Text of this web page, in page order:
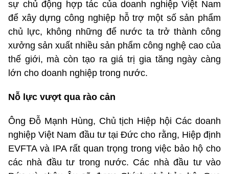
sự chủ động hợp tác của doanh nghiệp Việt Nam
để xây dựng công nghiệp hỗ trợ một số sản phẩm
chủ lực, không những để nước ta trở thành công
xưởng sản xuất nhiều sản phẩm công nghệ cao của
thế giới, mà còn tạo ra giá trị gia tăng ngày càng
lớn cho doanh nghiệp trong nước.
Nỗ lực vượt qua rào cản
Ông Đỗ Mạnh Hùng, Chủ tịch Hiệp hội Các doanh
nghiệp Việt Nam đầu tư tại Đức cho rằng, Hiệp định
EVFTA và IPA rất quan trọng trong việc bảo hộ cho
các nhà đầu tư trong nước. Các nhà đầu tư vào